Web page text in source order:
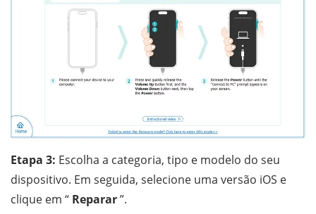
Etapa 3: Escolha a categoria, tipo e modelo do seu
dispositivo. Em seguida, selecione uma versão iOS e
clique em “ Reparar”.